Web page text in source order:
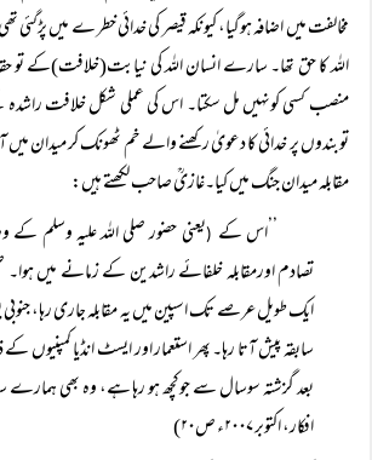
مخالفت میں اضافہ ہوگیا، کیونکہ قیصر کی خدائی خطر ے میں
اللہ کا حق تھا۔ سارے انسان اللہ کی نیابت(خلافت)کے تو
منصب کسی کونہیں مل سکتا۔ اس کی عملی شکل خلافت
توبندوں پر خدائی کا دعویٰ رکھنے والے خم ٹھونک کر میدان
مقابلہ میدان جنگ میں کیا۔غازیؒ صاحب لکھتے ہیں:
’’اس کے (یعنی حضور صلی اللہ علیہ وسلم
تصادم اورمقابلہ خلفائے راشدین کے زمانے میں
ایک طویل عرصے تک اسپین میں یہ مقابلہ جاری رہا،
سابقہ پیش آتا رہا۔ پھر استعمار اور ایسٹ انڈیا
بعد گزشتہ سوسال سے جوکچھ ہو رہا ہے، وہ بھی
افکار، اکتوبر ۲۰۰۷ء ص۲۰)